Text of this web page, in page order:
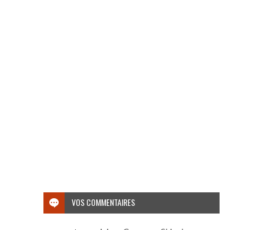
VOS COMMENTAIRES